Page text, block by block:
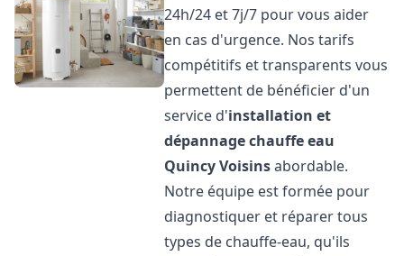
24h/24 et 7j/7 pour vous aider
en cas d'urgence. Nos tarifs
compétitifs et transparents vous
permettent de bénéficier d'un
service d'installation et
dépannage chauffe eau
Quincy Voisinsabordable.
Notre équipe est formée pour
diagnostiquer et réparer tous
types de chauffe-eau, qu'ils